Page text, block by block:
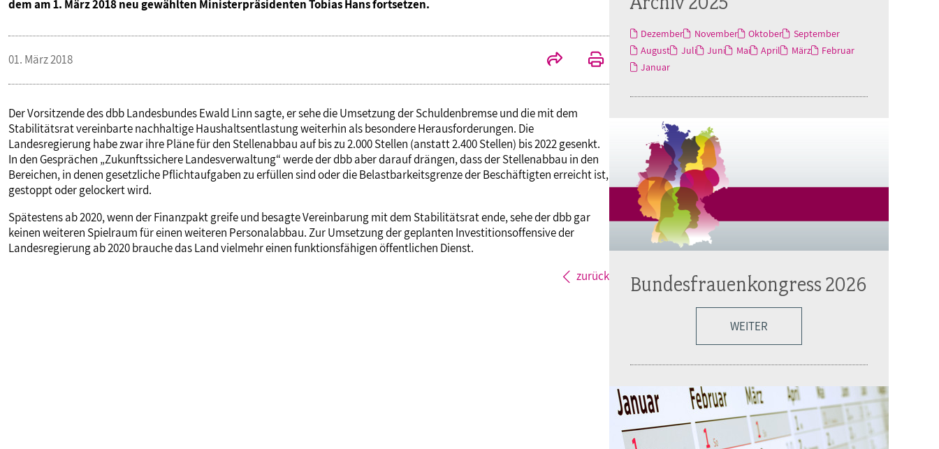
Gesundheit
Gender Budgeting
Europa
Stellungnahmen
TERMINE & VERANSTALTUNGEN
MITGLIEDSCHAFT & SERVICE
dem am 1. März 2018 neu gewählten Ministerpräsidenten Tobias Hans fortsetzen.
01. März 2018
Der Vorsitzende des dbb Landesbundes Ewald Linn sagte, er sehe die Umsetzung der Schuldenbremse und die mit dem
Stabilitätsrat vereinbarte nachhaltige Haushaltsentlastung weiterhin als besondere Herausforderungen. Die
Landesregierung habe zwar ihre Pläne für den Stellenabbau auf bis zu 2.000 Stellen (anstatt 2.400 Stellen) bis 2022 gesenkt.
In den Gesprächen „Zukunftssichere Landesverwaltung“ werde der dbb aber darauf drängen, dass der Stellenabbau in den
Bereichen, in denen gesetzliche Pflichtaufgaben zu erfüllen sind oder die Belastbarkeitsgrenze der Beschäftigten erreicht ist,
gestoppt oder gelockert wird.
Spätestens ab 2020, wenn der Finanzpakt greife und besagte Vereinbarung mit dem Stabilitätsrat ende, sehe der dbb gar
keinen weiteren Spielraum für einen weiteren Personalabbau. Zur Umsetzung der geplanten Investitionsoffensive der
Landesregierung ab 2020 brauche das Land vielmehr einen funktionsfähigen öffentlichen Dienst.
zurück
Dezember November Oktober
September
August
Juli Juni Mai April März
Februar
Januar
Bundesfrauenkongress 2026
WEITER